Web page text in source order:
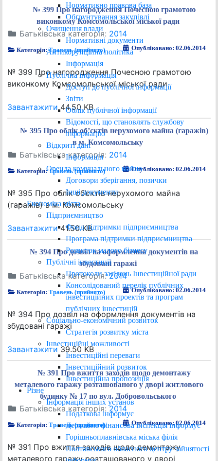
Нормативно правова база
Обґрунтування закупівлі
Очищення влади
Нормативні документи
Антикорупційна політика
Інформація
Публічна інформація
Доступ до публічної інформації
Звіти
Облік публічної інформації
Відомості, що становлять службову
інформацію
Відкриті дані
Інформація
Оренда комунального майна
Договори зберігання, позички
Інші документи
Економіка міста
Підприємництво
Фонд підтримки підприємництва
Програма підтримки підприємництва
Розвиток малого бізнесу
Публічні інвестиції
Протоколи засідань Інвестиційної ради
Консолідований перелік публічних
інвестиційних проектів та програм
публічних інвестицій
Соціально-економічний розвиток
Стратегія розвитку міста
Інвестиційні можливості
Інвестиційні переваги
Інвестиційний розвиток
Інвестиційна пропозиція
Різне
Інформація інших установ
Податкова інформує
Державна фінансова інспекція інформує
Горішньоплавнівська міська філія
Полтавського обласного центру зайнятості
№ 399 Про нагородження Почесною грамотою
виконкому Комсомольської міської ради
Батьківська категорія: 2014
Категорія:Травень (прийнято) Опубліковано: 02.06.2014
№ 399 Про нагородження Почесною грамотою
виконкому Комсомольської міської ради
Завантажити44.50 KB
№ 395 Про облік об’єктів нерухомого майна (гаражів)
в м. Комсомольську
Батьківська категорія: 2014
Категорія:Травень (прийнято) Опубліковано: 02.06.2014
№ 395 Про облік об’єктів нерухомого майна
(гаражів) в м. Комсомольську
Завантажити41.50 KB
№ 394 Про дозвіл на оформлення документів на
збудовані гаражі
Батьківська категорія:2014
Категорія:Травень (прийнято) Опубліковано: 02.06.2014
№ 394 Про дозвіл на оформлення документів на
збудовані гаражі
Завантажити39.50 KB
№ 391 Про вжиття заходів щодо демонтажу
металевого гаражу розташованого у дворі житлового
будинку № 17 по вул. Добровольського
Батьківська категорія:2014
Категорія:Травень (прийнято) Опубліковано: 02.06.2014
№ 391 Про вжиття заходів щодо демонтажу
металевого гаражу розташованого у дворі